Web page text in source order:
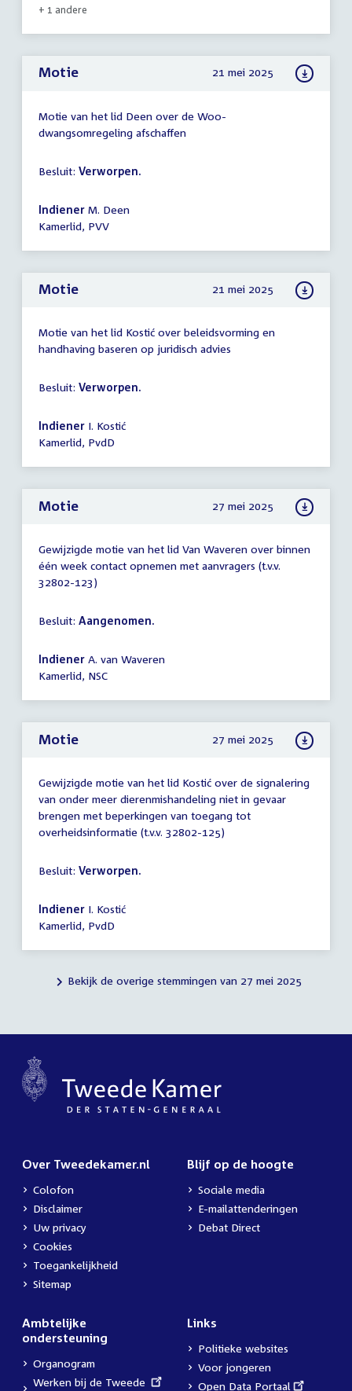
+ 1 andere
Motie 21 mei 2025
Motie van het lid Deen over de Woo-
dwangsomregeling afschaffen
Besluit: Verworpen.
Indiener M. Deen
Kamerlid, PVV
Motie 21 mei 2025
Motie van het lid Kostić over beleidsvorming en
handhaving baseren op juridisch advies
Besluit: Verworpen.
Indiener I. Kostić
Kamerlid, PvdD
Motie 27 mei 2025
Gewijzigde motie van het lid Van Waveren over binnen
één week contact opnemen met aanvragers (t.v.v.
32802-123)
Besluit: Aangenomen.
Indiener A. van Waveren
Kamerlid, NSC
Motie 27 mei 2025
Gewijzigde motie van het lid Kostić over de signalering
van onder meer dierenmishandeling niet in gevaar
brengen met beperkingen van toegang tot
overheidsinformatie (t.v.v. 32802-125)
Besluit: Verworpen.
Indiener I. Kostić
Kamerlid, PvdD
Bekijk de overige stemmingen van 27 mei 2025
Over Tweedekamer.nl
Colofon
Disclaimer
Uw privacy
Cookies
Toegankelijkheid
Sitemap
Blijf op de hoogte
Sociale media
E-mailattenderingen
Debat Direct
Ambtelijke
ondersteuning
Organogram
External
Werken bij de Tweede
Links
Politieke websites
Voor jongeren
External
Open Data Portaal